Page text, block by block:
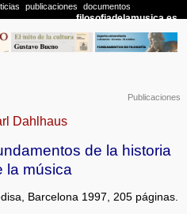
Publicaciones
Dahlhaus
de la historia
la música
Barcelona 1997, 205 páginas.